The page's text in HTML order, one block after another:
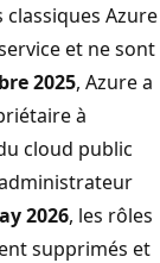
classiques Azure
et ne sont
2025, Azure a
à
cloud public
2026, les rôles
supprimés et